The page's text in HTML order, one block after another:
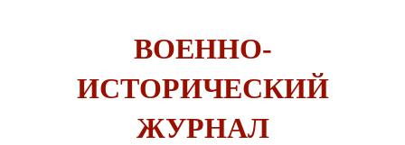
ВОЕННО-
ИСТОРИЧЕСКИЙ
ЖУРНАЛ